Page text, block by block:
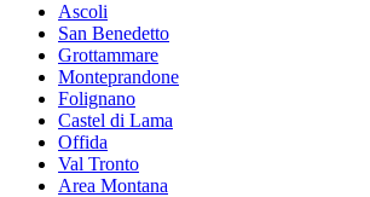
Ascoli
San Benedetto
Grottammare
Monteprandone
Folignano
Castel di Lama
Offida
Val Tronto
Area Montana